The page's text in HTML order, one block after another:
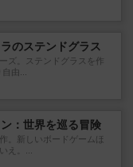
のステンドグラス
ズ。ステンドグラスを作
自由...
：世界を巡る冒険
。新しいボードゲームほ
え。...